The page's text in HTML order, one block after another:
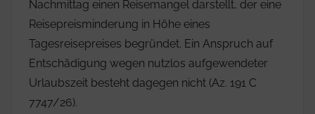
Nachmittag einen Reisemangel darstellt, der eine
Reisepreisminderung in Höhe eines
Tagesreisepreises begründet. Ein Anspruch auf
Entschädigung wegen nutzlos aufgewendeter
Urlaubszeit besteht dagegen nicht (Az. 191 C
7747/26).